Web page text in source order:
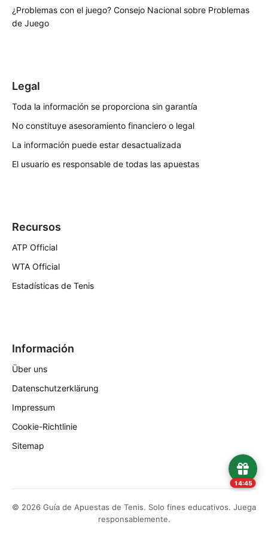
14:45
¿Problemas con el juego? Consejo Nacional sobre Problemas
de Juego
Legal
Toda la información se proporciona sin garantía
No constituye asesoramiento financiero o legal
La información puede estar desactualizada
El usuario es responsable de todas las apuestas
Recursos
ATP Official
WTA Official
Estadísticas de Tenis
Información
Über uns
Datenschutzerklärung
Impressum
Cookie-Richtlinie
Sitemap
© 2026 Guía de Apuestas de Tenis. Solo fines educativos. Juega
responsablemente.